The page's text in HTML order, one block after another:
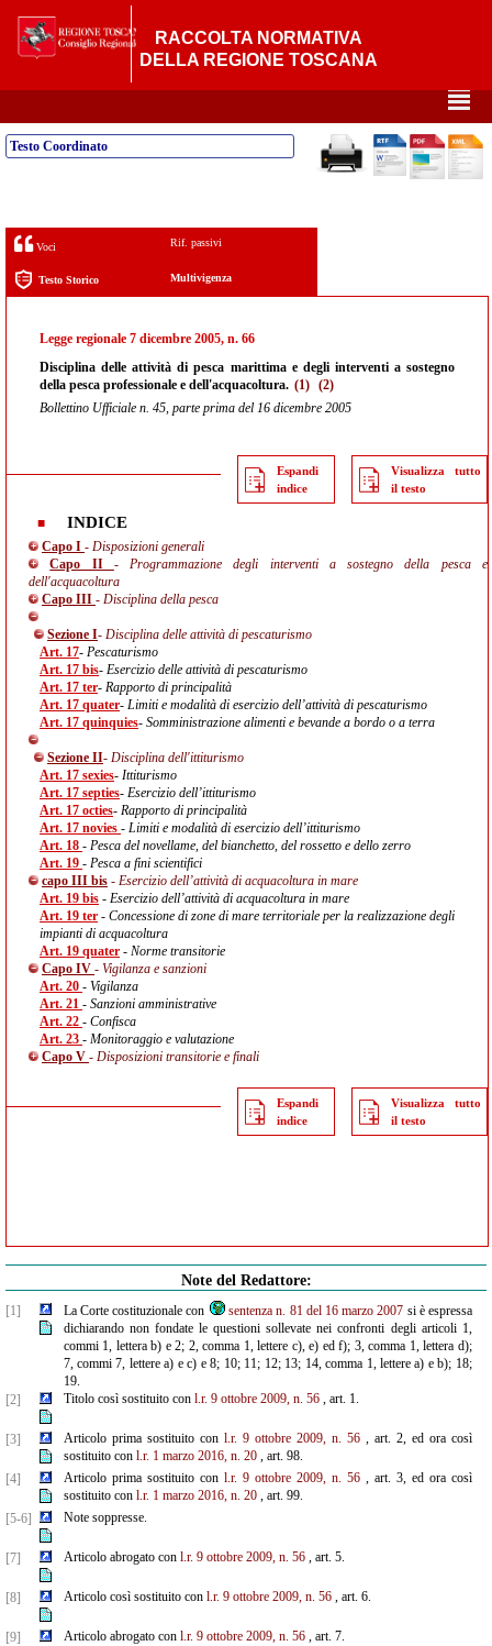
RACCOLTA NORMATIVA
DELLA REGIONE TOSCANA
²
Testo Coordinato
Voci Rif. passivi
Testo Storico Multivigenza
Legge regionale 7 dicembre 2005, n. 66
Disciplina delle attività di pesca marittima e degli interventi a sostegno
della pesca professionale e dell'acquacoltura. (1) (2)
Bollettino Ufficiale n. 45, parte prima del 16 dicembre 2005
Espandi
indice
Visualizza tutto
il testo
INDICE
Capo I - Disposizioni generali
Capo II - Programmazione degli interventi a sostegno della pesca e
dell'acquacoltura
Capo III - Disciplina della pesca
Sezione I- Disciplina delle attività di pescaturismo
Art. 17- Pescaturismo
Art. 17 bis- Esercizio delle attività di pescaturismo
Art. 17 ter- Rapporto di principalità
Art. 17 quater- Limiti e modalità di esercizio dell’attività di pescaturismo
Art. 17 quinquies- Somministrazione alimenti e bevande a bordo o a terra
Sezione II- Disciplina dell'ittiturismo
Art. 17 sexies- Ittiturismo
Art. 17 septies- Esercizio dell’ittiturismo
Art. 17 octies- Rapporto di principalità
Art. 17 novies - Limiti e modalità di esercizio dell’ittiturismo
Art. 18 - Pesca del novellame, del bianchetto, del rossetto e dello zerro
Art. 19 - Pesca a fini scientifici
capo III bis - Esercizio dell’attività di acquacoltura in mare
Art. 19 bis - Esercizio dell’attività di acquacoltura in mare
Art. 19 ter - Concessione di zone di mare territoriale per la realizzazione degli
impianti di acquacoltura
Art. 19 quater - Norme transitorie
Capo IV - Vigilanza e sanzioni
Art. 20 - Vigilanza
Art. 21 - Sanzioni amministrative
Art. 22 - Confisca
Art. 23 - Monitoraggio e valutazione
Capo V - Disposizioni transitorie e finali
Espandi
indice
Visualizza tutto
il testo
Note del Redattore:
[1] La Corte costituzionale con sentenza n. 81 del 16 marzo 2007 si è espressa
dichiarando non fondate le questioni sollevate nei confronti degli articoli 1,
commi 1, lettera b) e 2; 2, comma 1, lettere c), e) ed f); 3, comma 1, lettera d);
7, commi 7, lettere a) e c) e 8; 10; 11; 12; 13; 14, comma 1, lettere a) e b); 18;
19.
[2]
Titolo così sostituito con l.r. 9 ottobre 2009, n. 56, art. 1.
[3] Articolo prima sostituito con l.r. 9 ottobre 2009, n. 56, art. 2, ed ora così
sostituito con l.r. 1 marzo 2016, n. 20, art. 98.
[4]
Articolo prima sostituito con l.r. 9 ottobre 2009, n. 56, art. 3, ed ora così
sostituito con l.r. 1 marzo 2016, n. 20, art. 99.
[5-6]
Note soppresse.
[7] Articolo abrogato con l.r. 9 ottobre 2009, n. 56, art. 5.
[8] Articolo così sostituito con l.r. 9 ottobre 2009, n. 56, art. 6.
[9] Articolo abrogato con l.r. 9 ottobre 2009, n. 56, art. 7.